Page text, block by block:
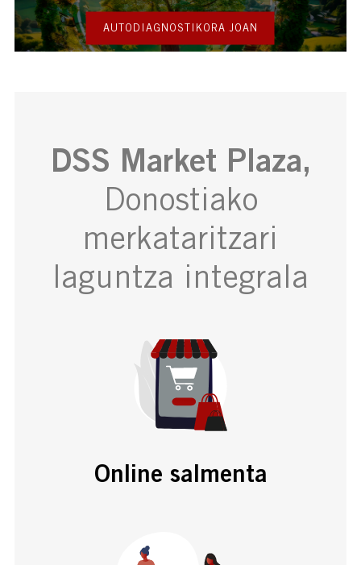
AUTODIAGNOSTIKORA JOAN
DSS Market Plaza,
Donostiako
merkataritzari
laguntza integrala
Online salmenta